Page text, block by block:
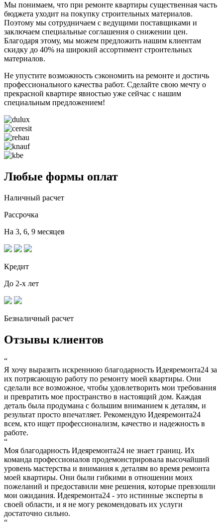
Мы понимаем, что при ремонте квартиры существенная часть
бюджета уходит на покупку строительных материалов.
Поэтому мы сотрудничаем с ведущими поставщиками и
заключаем специальные соглашения о снижении цен.
Благодаря этому, мы можем предложить нашим клиентам
скидку до 40% на широкий ассортимент строительных
материалов.
Не упустите возможность сэкономить на ремонте и достичь
профессионального качества работ. Сделайте свою мечту о
прекрасной квартире явностью уже сейчас с нашим
специальным предложением!
Любые формы оплат
Наличный расчет
Рассрочка
На 3, 6, 9 месяцев
Кредит
До 2-х лет
Безналичный расчет
Отзывы клиентов
“
Я хочу выразить искреннюю благодарность Идеяремонта24 за
их потрясающую работу по ремонту моей квартиры. Они
сделали все возможное, чтобы удовлетворить мои требования
и превратить мое пространство в настоящий дом. Каждая
деталь была продумана с большим вниманием к деталям, и
результат просто впечатляет. Рекомендую Идеяремонта24
всем, кто ищет профессионализм, качество и надежность в
работе.
“
Моя благодарность Идеяремонта24 не знает границ. Их
команда профессионалов продемонстрировала высочайший
уровень мастерства и внимания к деталям во время ремонта
моей квартиры. Они были гибкими в отношении моих
пожеланий и предоставили мне решения, которые превзошли
мои ожидания. Идеяремонта24 - это истинные эксперты в
своей области, и я не могу рекомендовать их услуги
достаточно сильно.
“